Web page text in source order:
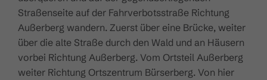
Straßenseite auf der Fahrverbotsstraße Richtung
Außerberg wandern. Zuerst über eine Brücke, weiter
über die alte Straße durch den Wald und an Häusern
vorbei Richtung Außerberg. Vom Ortsteil Außerberg
weiter Richtung Ortszentrum Bürserberg. Von hier